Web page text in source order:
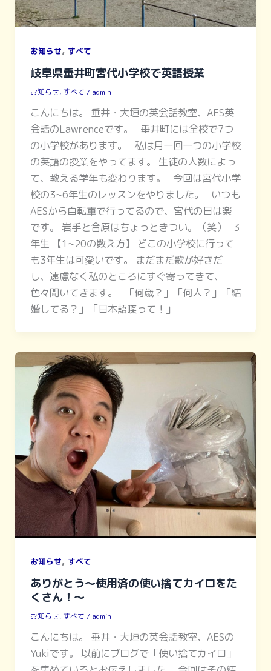
お知らせ, すべて
岐阜県垂井町宮代小学校で英語授業
お知らせ, すべて / admin
こんにちは。 垂井・大垣の英会話教室、AES英
会話のLawrenceです。 垂井町には全校で7つ
の小学校があります。 私は月一回一つの小学校
の英語の授業をやってます。 生徒の人数によっ
て、教える学年も変わります。 今回は宮代小学
校の3~6年生のレッスンをやりました。 いつも
AESから自転車で行ってるので、宮代の日は楽
です。 岩手と合原はちょっときつい。（笑） 3
年生 【1~20の数え方】 どこの小学校に行って
も3年生は可愛いです。 まだまだ歌が好きだ
し、遠慮なく私のところにすぐ寄ってきて、
色々聞いてきます。 「何歳？」「何人？」「結
婚してる？」「日本語喋って！」
お知らせ, すべて
ありがとう〜使用済の使い捨てカイロをた
くさん！〜
お知らせ, すべて / admin
こんにちは。 垂井・大垣の英会話教室、AESの
Yukiです。 以前にブログで「使い捨てカイロ」